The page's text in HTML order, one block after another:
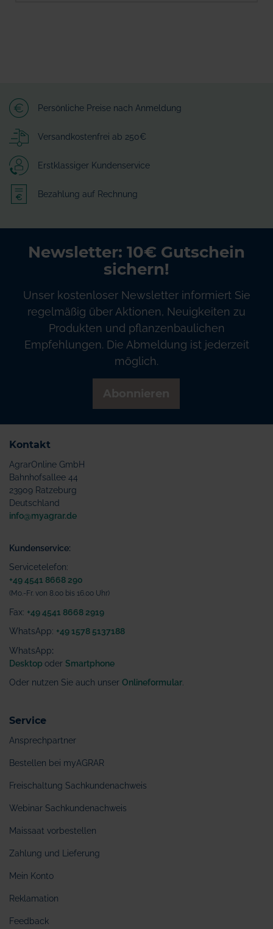
Persönliche Preise nach Anmeldung
Versandkostenfrei ab 250€
Erstklassiger Kundenservice
Bezahlung auf Rechnung
Newsletter: 10€ Gutschein
sichern!
Unser kostenloser Newsletter informiert Sie
regelmäßig über Aktionen, Neuigkeiten zu
Produkten und pflanzenbaulichen
Empfehlungen. Die Abmeldung ist jederzeit
möglich.
Kontakt
AgrarOnline GmbH
Bahnhofsallee 44
23909 Ratzeburg
Deutschland
info@myagrar.de
Kundenservice:
Servicetelefon:
+49 4541 8668 290
(Mo.-Fr. von 8.00 bis 16.00 Uhr)
Fax: +49 4541 8668 2919
WhatsApp: +49 1578 5137188
WhatsApp:
Desktop oder Smartphone
Oder nutzen Sie auch unser Onlineformular
Service
Ansprechpartner
Bestellen bei myAGRAR
Freischaltung Sachkundenachweis
Webinar Sachkundenachweis
Maissaat vorbestellen
Zahlung und Lieferung
Mein Konto
Reklamation
Feedback